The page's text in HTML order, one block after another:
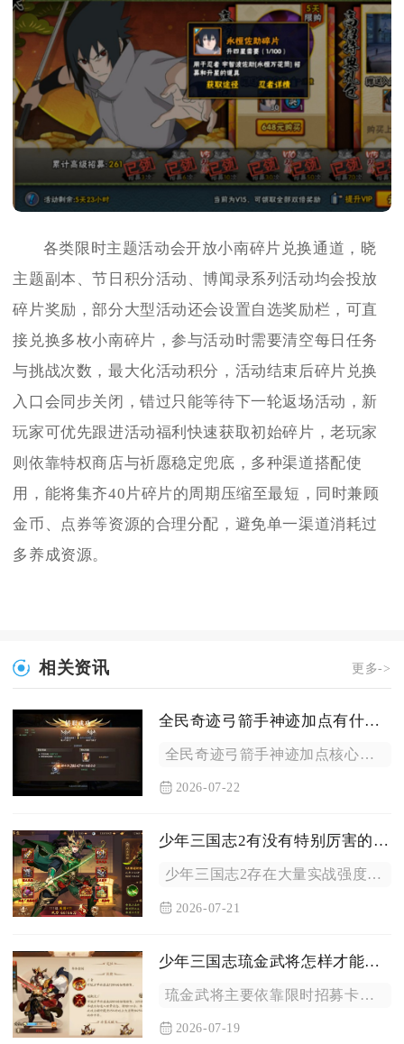
各类限时主题活动会开放小南碎片兑换通道，晓
主题副本、节日积分活动、博闻录系列活动均会投放
碎片奖励，部分大型活动还会设置自选奖励栏，可直
接兑换多枚小南碎片，参与活动时需要清空每日任务
与挑战次数，最大化活动积分，活动结束后碎片兑换
入口会同步关闭，错过只能等待下一轮返场活动，新
玩家可优先跟进活动福利快速获取初始碎片，老玩家
则依靠特权商店与祈愿稳定兜底，多种渠道搭配使
用，能将集齐40片碎片的周期压缩至最短，同时兼顾
金币、点券等资源的合理分配，避免单一渠道消耗过
多养成资源。
相关资讯 更多->
全民奇迹弓箭手神迹加点有什么窍门
全民奇迹弓箭手神迹加点核心窍门分三类流派分配神迹点数，敏攻输...
2026-07-22
少年三国志2有没有特别厉害的武将
少年三国志2存在大量实战强度突出、适配多场景的强势武将，不同...
2026-07-21
少年三国志琉金武将怎样才能得到
琉金武将主要依靠限时招募卡池抽取、活动碎片兑换、跨服玩法奖励...
2026-07-19